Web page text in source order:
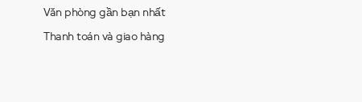
Văn phòng gần bạn nhất
Thanh toán và giao hàng